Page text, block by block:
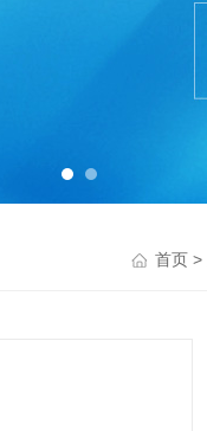
首页>